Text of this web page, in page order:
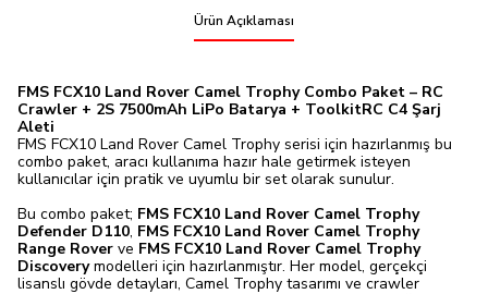
Ürün Açıklaması
FMS FCX10 Land Rover Camel Trophy Combo Paket – RC
Crawler + 2S 7500mAh LiPo Batarya + ToolkitRC C4 Şarj
Aleti
FMS FCX10 Land Rover Camel Trophy serisi için hazırlanmış bu
combo paket, aracı kullanıma hazır hale getirmek isteyen
kullanıcılar için pratik ve uyumlu bir set olarak sunulur.
Bu combo paket; FMS FCX10 Land Rover Camel Trophy
Defender D110, FMS FCX10 Land Rover Camel Trophy
Range Rover ve FMS FCX10 Land Rover Camel Trophy
Discoverymodelleri için hazırlanmıştır. Her model, gerçekçi
lisanslı gövde detayları, Camel Trophy tasarımı ve crawler